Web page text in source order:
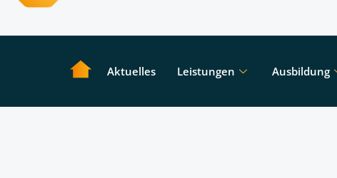
Aktuelles Leistungen Ausbildung